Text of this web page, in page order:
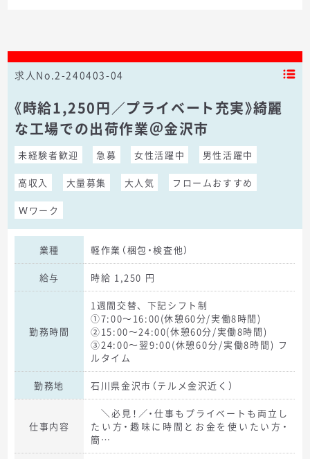
求人No.2-240403-04
《時給1,250円／プライベート充実》綺麗
な工場での出荷作業＠金沢市
未経験者歓迎 急募 女性活躍中 男性活躍中
高収入 大量募集 大人気 フロームおすすめ
Ｗワーク
業種 軽作業（梱包・検査他）
給与 時給 1,250 円
勤務時間
1週間交替、下記シフト制
①7:00～16:00(休憩60分/実働8時間)
②15:00～24:00(休憩60分/実働8時間)
③24:00～翌9:00(休憩60分/実働8時間) フ
ルタイム
勤務地 石川県金沢市（テルメ金沢近く）
仕事内容
＼必見！／・仕事もプライベートも両立し
たい方・趣味に時間とお金を使いたい方・
簡…